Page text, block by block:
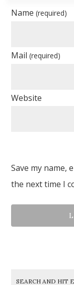
Name(required)
Mail(required)
Website
Save my name,
the next time I